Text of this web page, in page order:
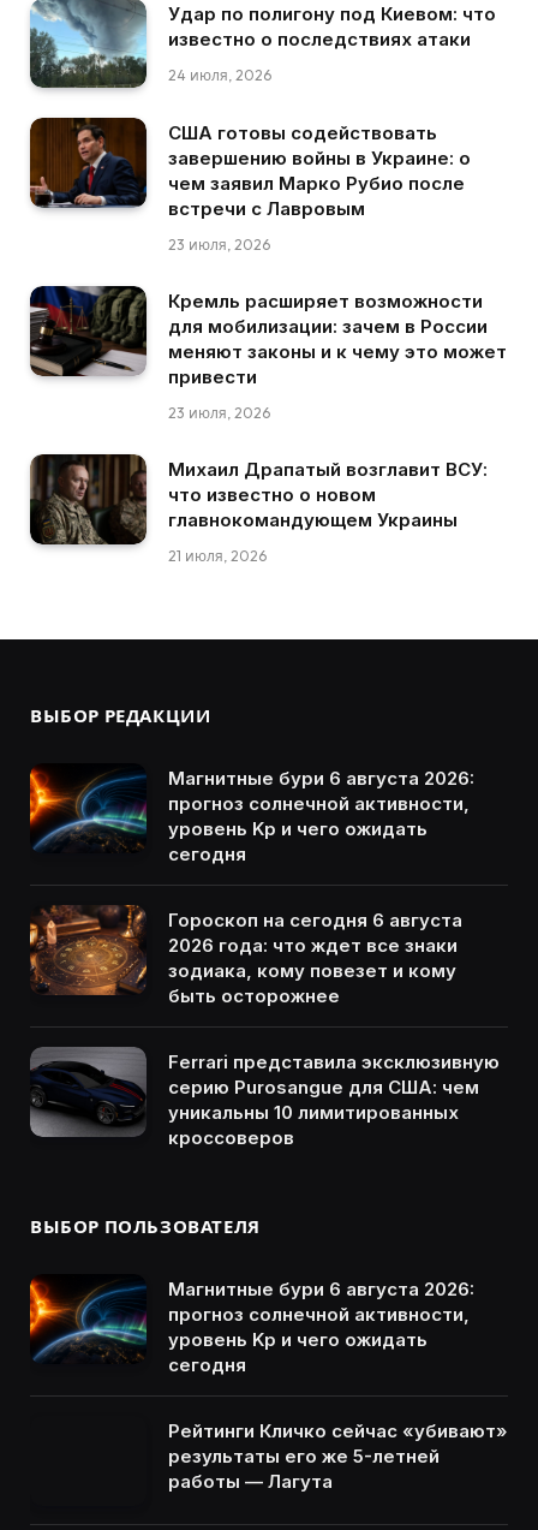
Удар по полигону под Киевом: что
известно о последствиях атаки
24 июля, 2026
США готовы содействовать
завершению войны в Украине: о
чем заявил Марко Рубио после
встречи с Лавровым
23 июля, 2026
Кремль расширяет возможности
для мобилизации: зачем в России
меняют законы и к чему это может
привести
23 июля, 2026
Михаил Драпатый возглавит ВСУ:
что известно о новом
главнокомандующем Украины
21 июля, 2026
ВЫБОР РЕДАКЦИИ
Магнитные бури 6 августа 2026:
прогноз солнечной активности,
уровень Kp и чего ожидать
сегодня
Гороскоп на сегодня 6 августа
2026 года: что ждет все знаки
зодиака, кому повезет и кому
быть осторожнее
Ferrari представила эксклюзивную
серию Purosangue для США: чем
уникальны 10 лимитированных
кроссоверов
ВЫБОР ПОЛЬЗОВАТЕЛЯ
Магнитные бури 6 августа 2026:
прогноз солнечной активности,
уровень Kp и чего ожидать
сегодня
Рейтинги Кличко сейчас «убивают»
результаты его же 5-летней
работы — Лагута